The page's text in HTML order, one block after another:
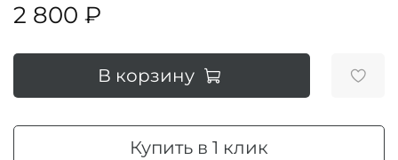
2 800 ₽
В корзину
Купить в 1 клик